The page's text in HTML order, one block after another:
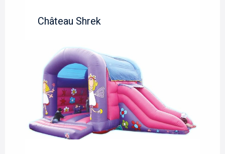
Château Shrek